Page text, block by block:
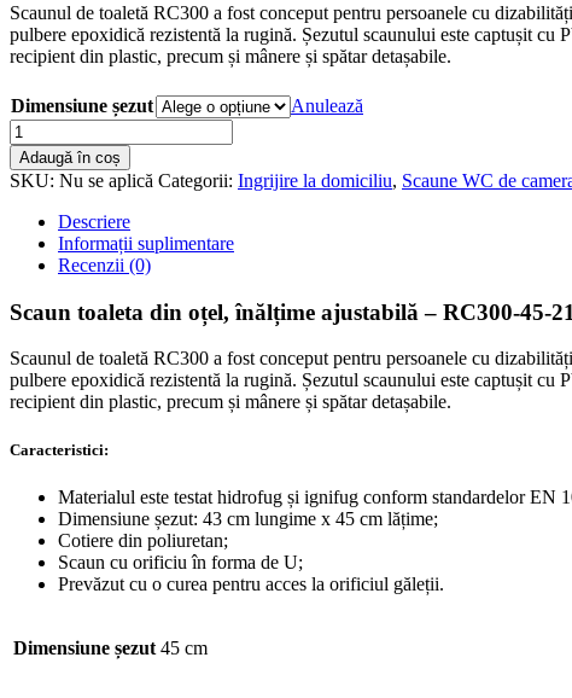
Scaunul de toaletă RC300 a fost conceput pentru persoanele cu
pulbere epoxidică rezistentă la rugină. Șezutul scaunului este captușit
recipient din plastic, precum și mânere și spătar detașabile.
Dimensiune șezut
Anulează
Cantitate
Scaun
toaleta
din
oțel,
înălțime
ajustabilă
RC300-
45-
Adaugă în coș
SKU: Nu se aplică Categorii: Ingrijire la domiciliu, Scaune WC de
Descriere
Informații suplimentare
Recenzii (0)
Scaun toaleta din oțel, înălțime ajustabilă – RC300-45-21
Scaunul de toaletă RC300 a fost conceput pentru persoanele cu
pulbere epoxidică rezistentă la rugină. Șezutul scaunului este captușit
recipient din plastic, precum și mânere și spătar detașabile.
Caracteristici:
Materialul este testat hidrofug și ignifug conform standardelor EN
Dimensiune șezut: 43 cm lungime x 45 cm lățime;
Cotiere din poliuretan;
Scaun cu orificiu în forma de U;
Prevăzut cu o curea pentru acces la orificiul găleții.
Dimensiune șezut 45 cm